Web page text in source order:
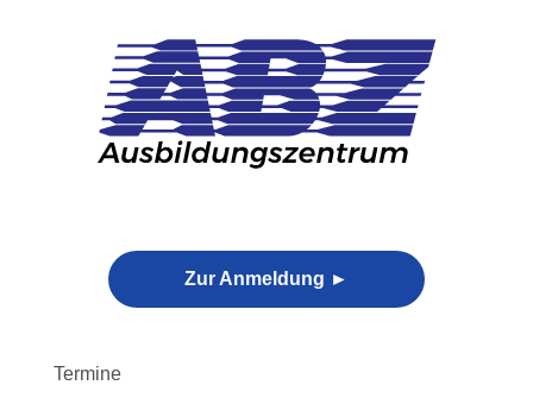
Zur Anmeldung ►
Termine